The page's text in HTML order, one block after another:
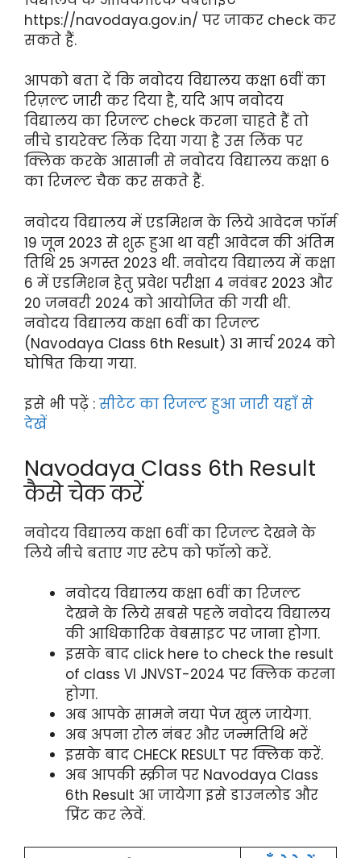
https://navodaya.gov.in/ पर जाकर check कर
सकते हैं.
आपको बता दें कि नवोदय विद्यालय कक्षा 6वीं का
रिज़ल्ट जारी कर दिया है, यदि आप नवोदय
विद्यालय का रिजल्ट check करना चाहते हैं तो
नीचे डायरेक्ट लिंक दिया गया है उस लिंक पर
क्लिक करके आसानी से नवोदय विद्यालय कक्षा 6
का रिजल्ट चैक कर सकते हैं.
नवोदय विद्यालय में एडमिशन के लिये आवेदन फॉर्म
19 जून 2023 से शुरू हुआ था वही आवेदन की अंतिम
तिथि 25 अगस्त 2023 थी. नवोदय विद्यालय में कक्षा
6 में एडमिशन हेतु प्रवेश परीक्षा 4 नवंबर 2023 और
20 जनवरी 2024 को आयोजित की गयी थी.
नवोदय विद्यालय कक्षा 6वीं का रिजल्ट
(Navodaya Class 6th Result) 31 मार्च 2024 को
घोषित किया गया.
इसे भी पढ़ें : सीटेट का रिजल्ट हुआ जारी यहाँ से
देखें
Navodaya Class 6th Result
कैसे चेक करें
नवोदय विद्यालय कक्षा 6वीं का रिजल्ट देखने के
लिये नीचे बताए गए स्टेप को फॉलो करें.
नवोदय विद्यालय कक्षा 6वीं का रिजल्ट
देखने के लिये सबसे पहले नवोदय विद्यालय
की आधिकारिक वेबसाइट पर जाना होगा.
इसके बाद click here to check the result
of class VI JNVST-2024 पर क्लिक करना
होगा.
अब आपके सामने नया पेज खुल जायेगा.
अब अपना रोल नंबर और जन्मतिथि भरें
इसके बाद CHECK RESULT पर क्लिक करें.
अब आपकी स्क्रीन पर Navodaya Class
6th Result आ जायेगा इसे डाउनलोड और
प्रिंट कर लेवें.